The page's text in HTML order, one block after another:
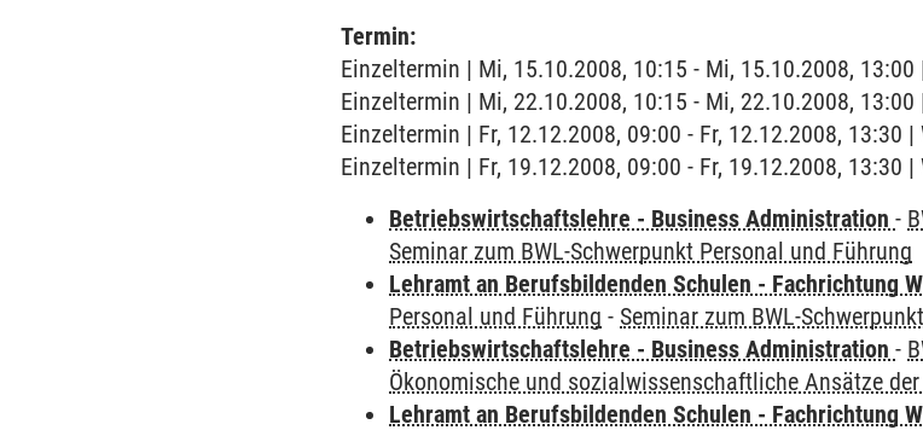
Termin:
Einzeltermin | Mi, 15.10.2008, 10:15 - Mi, 15.10.2008, 13:00
Einzeltermin | Mi, 22.10.2008, 10:15 - Mi, 22.10.2008, 13:00
Einzeltermin | Fr, 12.12.2008, 09:00 - Fr, 12.12.2008, 13:30 |
Einzeltermin | Fr, 19.12.2008, 09:00 - Fr, 19.12.2008, 13:30 |
Betriebswirtschaftslehre - Business Administration-
Seminar zum BWL-Schwerpunkt Personal und Führung
Lehramt an Berufsbildenden Schulen - Fachrichtung
Personal und Führung - Seminar zum BWL-
Betriebswirtschaftslehre - Business Administration-
Ökonomische und sozialwissenschaftliche Ansätze
Lehramt an Berufsbildenden Schulen - Fachrichtung